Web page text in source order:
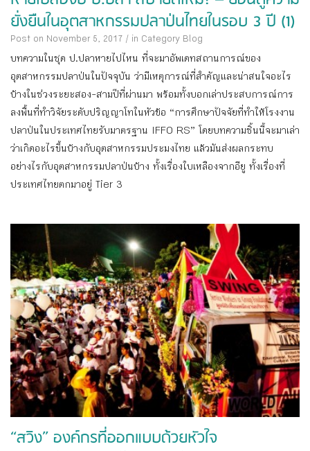
ยั่งยืนในอุตสาหกรรมปลาป่นไทยในรอบ 3 ปี (1)
Post on November 5, 2017 / in Category Blog
บทความในชุด ป.ปลาหายไปไหน ที่จะมาอัพเดทสถานการณ์ของ
อุตสาหกรรมปลาป่นในปัจจุบัน ว่ามีเหตุการณ์ที่สำคัญและน่าสนใจอะไร
บ้างในช่วงระยะสอง-สามปีที่ผ่านมา พร้อมทั้งบอกเล่าประสบการณ์การ
ลงพื้นที่ทำวิจัยระดับปริญญาโทในหัวข้อ “การศึกษาปัจจัยที่ทำให้โรงงาน
ปลาป่นในประเทศไทยรับมาตรฐาน IFFO RS” โดยบทความชิ้นนี้จะมาเล่า
ว่าเกิดอะไรขึ้นบ้างกับอุตสาหกรรมประมงไทย แล้วมันส่งผลกระทบ
อย่างไรกับอุตสาหกรรมปลาป่นบ้าง ทั้งเรื่องใบเหลืองจากอียู ทั้งเรื่องที่
ประเทศไทยตกมาอยู่ Tier 3
“สวิง” องค์กรที่ออกแบบด้วยหัวใจ